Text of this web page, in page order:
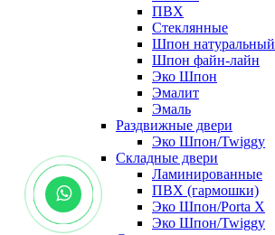
ПВХ
Стеклянные
Шпон натуральный
Шпон файн-лайн
Эко Шпон
Эмалит
Эмаль
Раздвижные двери
Эко Шпон/Twiggy
Складные двери
Ламинированные
ПВХ (гармошки)
Эко Шпон/Porta X
Эко Шпон/Twiggy